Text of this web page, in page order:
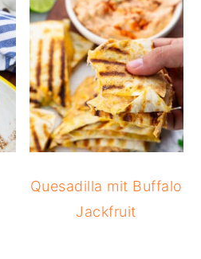
Quesadilla mit Buffalo
Jackfruit